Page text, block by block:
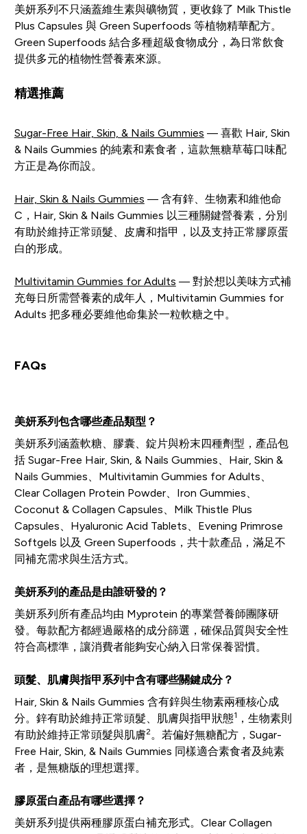
美妍系列不只涵蓋維生素與礦物質，更收錄了 Milk Thistle
Plus Capsules 與 Green Superfoods 等植物精華配方。
Green Superfoods 結合多種超級食物成分，為日常飲食
提供多元的植物性營養素來源。
精選推薦
Sugar-Free Hair, Skin, & Nails Gummies — 喜歡 Hair, Skin
& Nails Gummies 的純素和素食者，這款無糖草莓口味配
方正是為你而設。
Hair, Skin & Nails Gummies — 含有鋅、生物素和維他命
C，Hair, Skin & Nails Gummies 以三種關鍵營養素，分別
有助於維持正常頭髮、皮膚和指甲，以及支持正常膠原蛋
白的形成。
Multivitamin Gummies for Adults — 對於想以美味方式補
充每日所需營養素的成年人，Multivitamin Gummies for
Adults 把多種必要維他命集於一粒軟糖之中。
FAQs
美妍系列包含哪些產品類型？
美妍系列涵蓋軟糖、膠囊、錠片與粉末四種劑型，產品包
括 Sugar-Free Hair, Skin, & Nails Gummies、Hair, Skin &
Nails Gummies、Multivitamin Gummies for Adults、
Clear Collagen Protein Powder、Iron Gummies、
Coconut & Collagen Capsules、Milk Thistle Plus
Capsules、Hyaluronic Acid Tablets、Evening Primrose
Softgels 以及 Green Superfoods，共十款產品，滿足不
同補充需求與生活方式。
美妍系列的產品是由誰研發的？
美妍系列所有產品均由 Myprotein 的專業營養師團隊研
發。每款配方都經過嚴格的成分篩選，確保品質與安全性
符合高標準，讓消費者能夠安心納入日常保養習慣。
頭髮、肌膚與指甲系列中含有哪些關鍵成分？
Hair, Skin & Nails Gummies 含有鋅與生物素兩種核心成
分。鋅有助於維持正常頭髮、肌膚與指甲狀態1 ，生物素則
有助於維持正常頭髮與肌膚2。若偏好無糖配方，Sugar-
Free Hair, Skin, & Nails Gummies 同樣適合素食者及純素
者，是無糖版的理想選擇。
膠原蛋白產品有哪些選擇？
美妍系列提供兩種膠原蛋白補充形式。Clear Collagen